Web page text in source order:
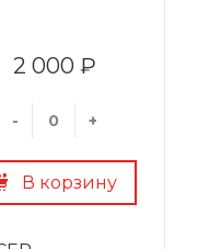
2 000 ₽
- +
В корзину